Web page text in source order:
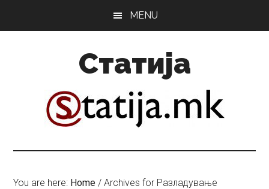
MENU
Статија
You are here: Home / Archives for Разладување